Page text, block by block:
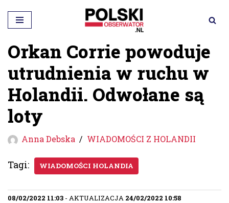
Przejdź
do
treści
Orkan Corrie powoduje
utrudnienia w ruchu w
Holandii. Odwołane są
loty
Anna Debska WIADOMOŚCI Z HOLANDII
Tagi: WIADOMOŚCI HOLANDIA
08/02/2022 11:03 - AKTUALIZACJA 24/02/2022 10:58